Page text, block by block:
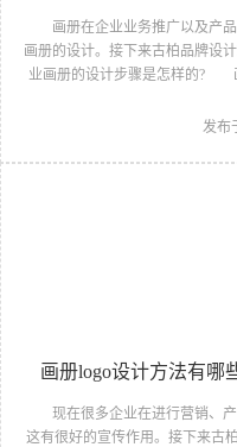
画册在企业业务推广以及产品
画册的设计。接下来古柏品牌设
业画册的设计步骤是怎样的?
如之前是否做过类似的行业等
看企业对自身的要求。 三，术
发布
画册logo设计方法有哪
现在很多企业在进行营销、产
这有很好的宣传作用。接下来古